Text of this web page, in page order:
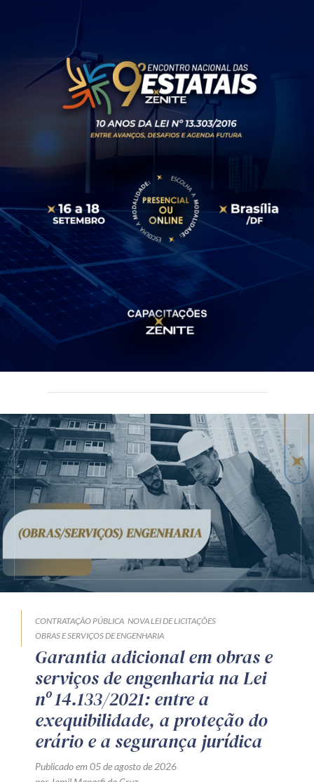
CONTRATAÇÃO PÚBLICA NOVA LEI DE LICITAÇÕES
OBRAS E SERVIÇOS DE ENGENHARIA
Garantia adicional em obras e
serviços de engenharia na Lei
nº 14.133/2021: entre a
exequibilidade, a proteção do
erário e a segurança jurídica
Publicado em 05 de agosto de 2026